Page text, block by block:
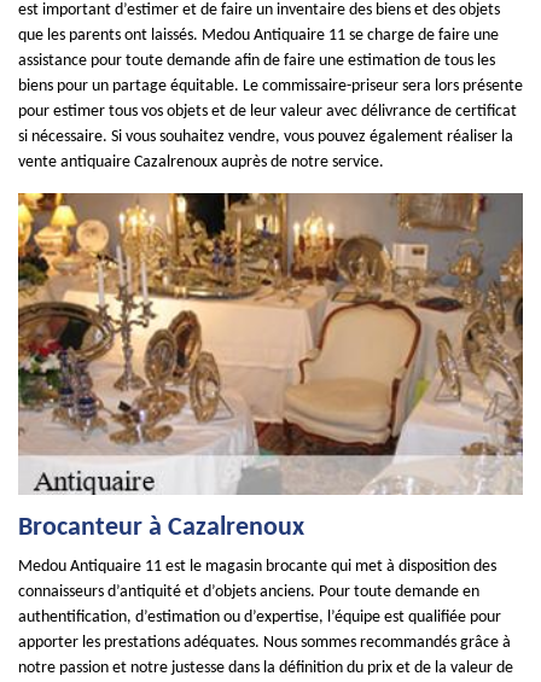
est important d’estimer et de faire un inventaire des biens et des objets
que les parents ont laissés. Medou Antiquaire 11 se charge de faire une
assistance pour toute demande afin de faire une estimation de tous les
biens pour un partage équitable. Le commissaire-priseur sera lors présente
pour estimer tous vos objets et de leur valeur avec délivrance de certificat
si nécessaire. Si vous souhaitez vendre, vous pouvez également réaliser la
vente antiquaire Cazalrenoux auprès de notre service.
Brocanteur à Cazalrenoux
Medou Antiquaire 11 est le magasin brocante qui met à disposition des
connaisseurs d’antiquité et d’objets anciens. Pour toute demande en
authentification, d’estimation ou d’expertise, l’équipe est qualifiée pour
apporter les prestations adéquates. Nous sommes recommandés grâce à
notre passion et notre justesse dans la définition du prix et de la valeur de